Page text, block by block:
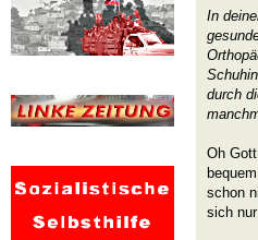
In
durch
Oh
schon
sich